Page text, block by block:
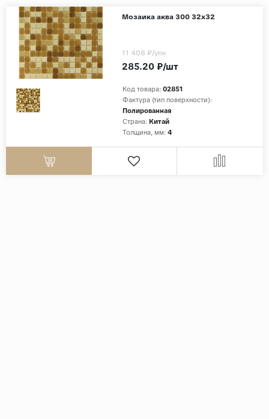
Мозаика аква 300 32х32
Код товара: 02851
Фактура (тип поверхности):
Полированная
Страна: Китай
Толщина, мм: 4
285.20 ₽/шт
11 408 ₽/упк